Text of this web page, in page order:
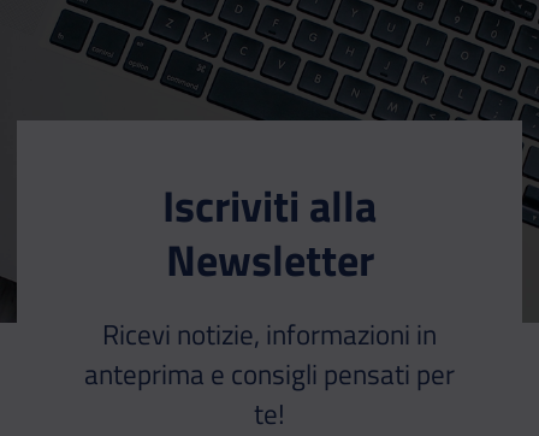
Iscriviti alla
Newsletter
Ricevi notizie, informazioni in
anteprima e consigli pensati per
te!